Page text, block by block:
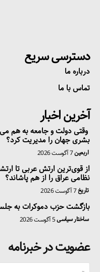
دسترسی سریع
درباره ما
تماس با ما
آخرین اخبار
وقتی دولت و جامعه به هم
بشری جهان را مدیریت کرد؟
اربعین7 آگوست 2026
از قوی‌ترین ارتش عربی تا
نظامی عراق را از هم پاشاند؟
تاریخ7 آگوست 2026
بازگشت حزب دموکرات به
ساختار سیاسی5 آگوست 2026
عضویت در خبرنامه